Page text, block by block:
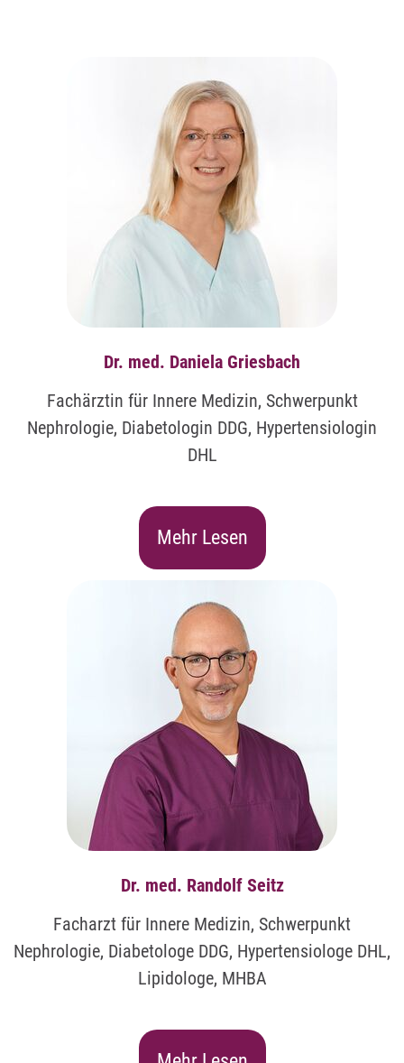
Dr. med. Daniela Griesbach
Fachärztin für Innere Medizin, Schwerpunkt
Nephrologie, Diabetologin DDG, Hypertensiologin
DHL
Mehr Lesen
Dr. med. Randolf Seitz
Facharzt für Innere Medizin, Schwerpunkt
Nephrologie, Diabetologe DDG, Hypertensiologe DHL,
Lipidologe, MHBA